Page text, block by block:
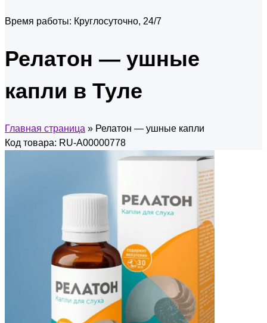
Время работы: Круглосуточно, 24/7
Релатон — ушные
капли в Туле
Главная страница » Релатон — ушные капли
Код товара: RU-A00000778